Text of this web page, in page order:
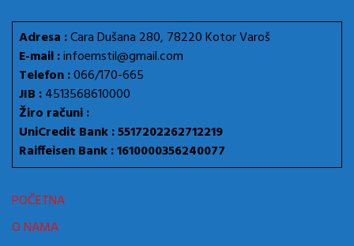
Adresa :Cara Dušana 280, 78220 Kotor Varoš
E-mail :infoemstil@gmail.com
Telefon :066/170-665
JIB :4513568610000
Žiro računi :
UniCredit Bank : 5517202262712219
Raiffeisen Bank : 1610000356240077
POČETNA
O NAMA